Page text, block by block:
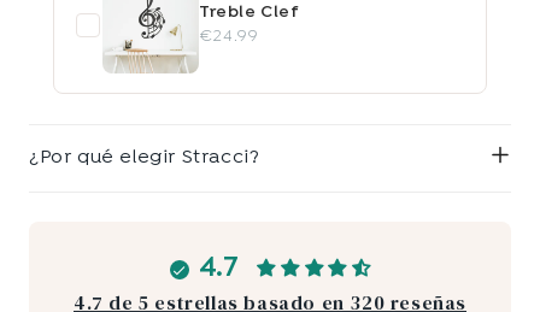
Treble Clef
€24.99
¿Por qué elegir Stracci?
4.7
4.7 de 5 estrellas basado en 320 reseñas